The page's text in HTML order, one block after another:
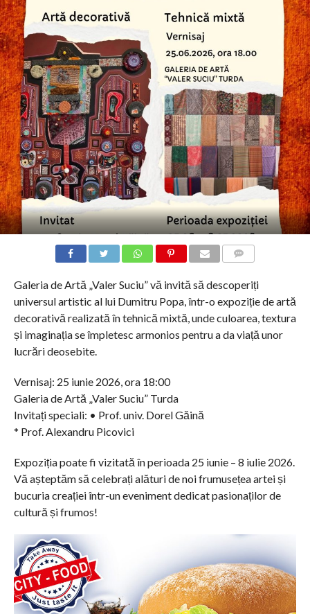
Galeria de Artă „Valer Suciu” vă invită să descoperiți
universul artistic al lui Dumitru Popa, într-o expoziție de artă
decorativă realizată în tehnică mixtă, unde culoarea, textura
și imaginația se împletesc armonios pentru a da viață unor
lucrări deosebite.
Vernisaj: 25 iunie 2026, ora 18:00
Galeria de Artă „Valer Suciu” Turda
Invitați speciali: • Prof. univ. Dorel Găină
* Prof. Alexandru Picovici
Expoziția poate fi vizitată în perioada 25 iunie – 8 iulie 2026.
Vă așteptăm să celebrați alături de noi frumusețea artei și
bucuria creației într-un eveniment dedicat pasionaților de
cultură și frumos!